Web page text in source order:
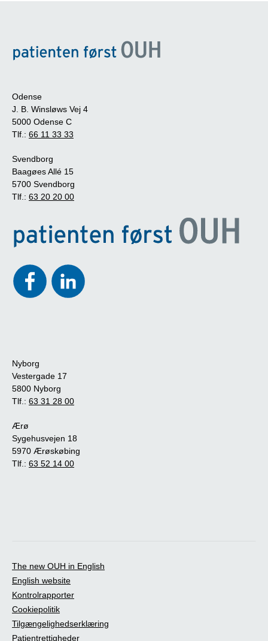
Odense
J. B. Winsløws Vej 4
5000 Odense C
Tlf.: 66 11 33 33
Svendborg
Baagøes Allé 15
5700 Svendborg
Tlf.: 63 20 20 00
Nyborg
Vestergade 17
5800 Nyborg
Tlf.: 63 31 28 00
Ærø
Sygehusvejen 18
5970 Ærøskøbing
Tlf.: 63 52 14 00
The new OUH in English
English website
Kontrolrapporter
Cookiepolitik
Tilgængelighedserklæring
Patientrettigheder